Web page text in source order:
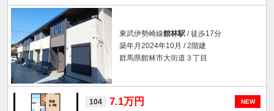
東武伊勢崎線館林駅 / 徒歩17分
築年月2024年10月 / 2階建
群馬県館林市大街道３丁目
NEW
104 7.1万円